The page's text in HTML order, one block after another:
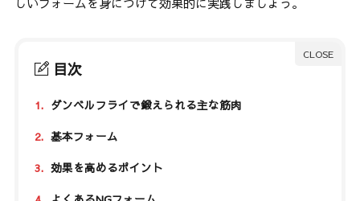
目次
1. ダンベルフライで鍛えられる主な筋肉
2. 基本フォーム
3. 効果を高めるポイント